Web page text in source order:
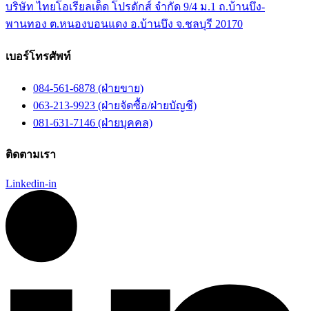
บริษัท ไทยโอเรียลเต็ด โปรดักส์ จำกัด 9/4 ม.1 ถ.บ้านบึง-
พานทอง ต.หนองบอนแดง อ.บ้านบึง จ.ชลบุรี 20170
เบอร์โทรศัพท์
084-561-6878 (ฝ่ายขาย)
063-213-9923 (ฝ่ายจัดซื้อ/ฝ่ายบัญชี)
081-631-7146 (ฝ่ายบุคคล)
ติดตามเรา
Linkedin-in